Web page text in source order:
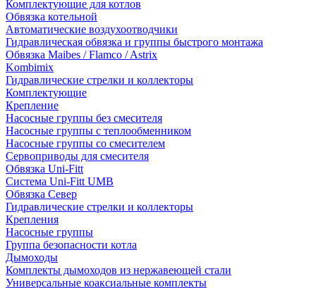
Комплектующие для котлов
Обвязка котельной
Автоматические воздухоотводчики
Гидравлическая обвязка и группы быстрого монтажа
Обвязка Maibes / Flamco / Astrix
Kombimix
Гидравлические стрелки и коллекторы
Комплектующие
Крепление
Насосные группы без смесителя
Насосные группы с теплообменником
Насосные группы со смесителем
Сервоприводы для смесителя
Обвязка Uni-Fitt
Система Uni-Fitt UMB
Обвязка Север
Гидравлические стрелки и коллекторы
Крепления
Насосные группы
Группа безопасности котла
Дымоходы
Комплекты дымоходов из нержавеющей стали
Универсальные коаксиальные комплекты